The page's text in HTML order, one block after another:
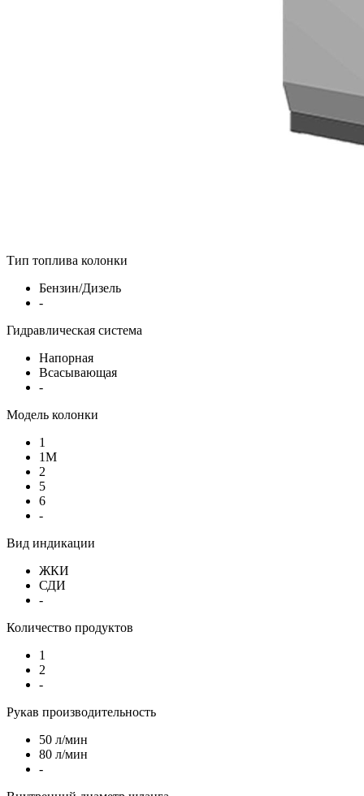
Тип топлива колонки
Бензин/Дизель
-
Гидравлическая система
Напорная
Всасывающая
-
Модель колонки
1
1М
2
5
6
-
Вид индикации
ЖКИ
СДИ
-
Количество продуктов
1
2
-
Рукав производительность
50 л/мин
80 л/мин
-